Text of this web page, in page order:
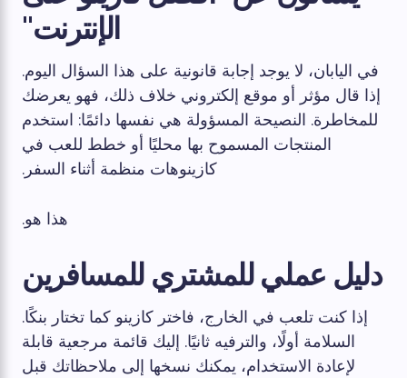
الإنترنت"
في اليابان، لا يوجد إجابة قانونية على هذا السؤال اليوم.
إذا قال مؤثر أو موقع إلكتروني خلاف ذلك، فهو يعرضك
للمخاطرة. النصيحة المسؤولة هي نفسها دائمًا: استخدم
المنتجات المسموح بها محليًا أو خطط للعب في
كازينوهات منظمة أثناء السفر.
هذا هو.
دليل عملي للمشتري للمسافرين
إذا كنت تلعب في الخارج، فاختر كازينو كما تختار بنكًا.
السلامة أولًا، والترفيه ثانيًا. إليك قائمة مرجعية قابلة
لإعادة الاستخدام، يمكنك نسخها إلى ملاحظاتك قبل